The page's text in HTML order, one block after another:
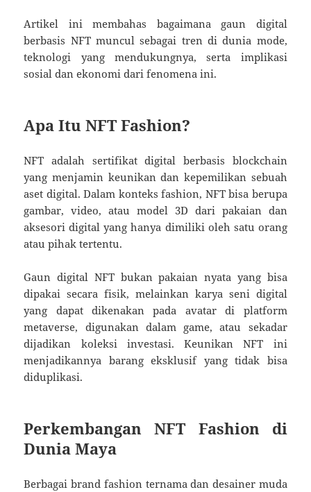
Artikel ini membahas bagaimana gaun digital
berbasis NFT muncul sebagai tren di dunia mode,
teknologi yang mendukungnya, serta implikasi
sosial dan ekonomi dari fenomena ini.
Apa Itu NFT Fashion?
NFT adalah sertifikat digital berbasis blockchain
yang menjamin keunikan dan kepemilikan sebuah
aset digital. Dalam konteks fashion, NFT bisa berupa
gambar, video, atau model 3D dari pakaian dan
aksesori digital yang hanya dimiliki oleh satu orang
atau pihak tertentu.
Gaun digital NFT bukan pakaian nyata yang bisa
dipakai secara fisik, melainkan karya seni digital
yang dapat dikenakan pada avatar di platform
metaverse, digunakan dalam game, atau sekadar
dijadikan koleksi investasi. Keunikan NFT ini
menjadikannya barang eksklusif yang tidak bisa
diduplikasi.
Perkembangan NFT Fashion di
Dunia Maya
Berbagai brand fashion ternama dan desainer muda